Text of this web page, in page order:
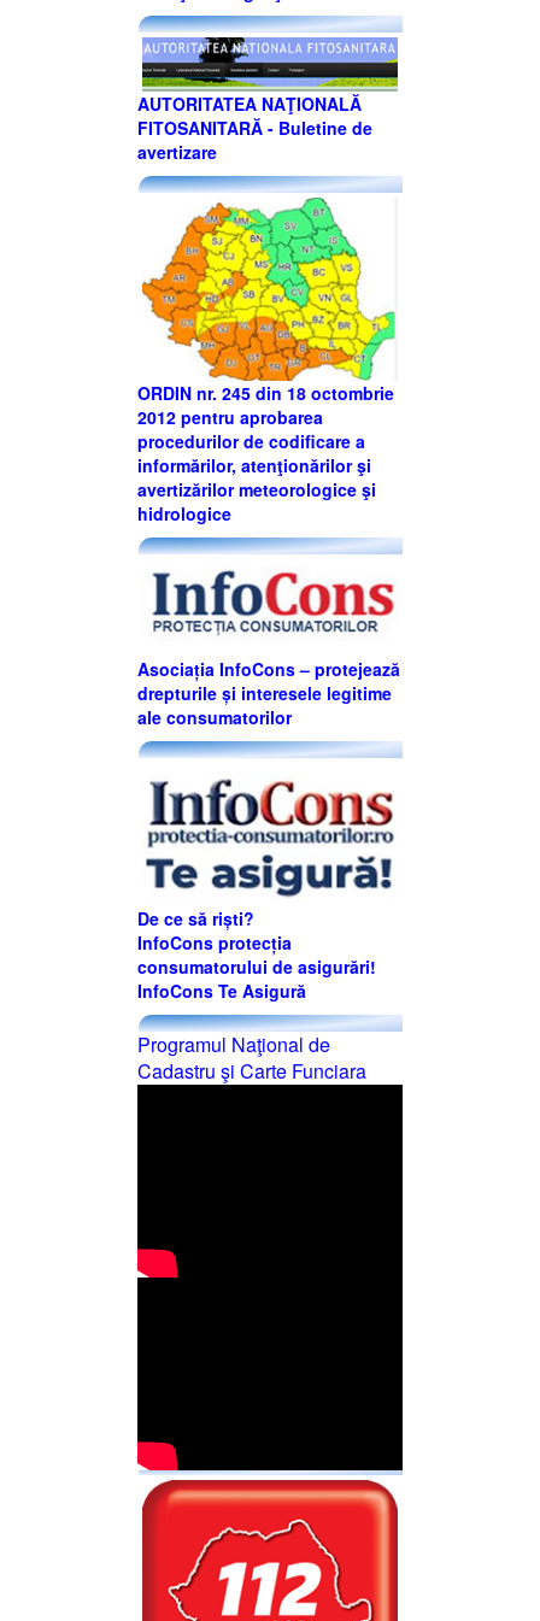
AUTORITATEA NAŢIONALĂ
FITOSANITARĂ - Buletine de
avertizare
ORDIN nr. 245 din 18 octombrie
2012 pentru aprobarea
procedurilor de codificare a
informărilor, atenţionărilor şi
avertizărilor meteorologice şi
hidrologice
Asociația InfoCons – protejează
drepturile și interesele legitime
ale consumatorilor
De ce să riști?
InfoCons protecția
consumatorului de asigurări!
InfoCons Te Asigură
Programul Naţional de
Cadastru şi Carte Funciara